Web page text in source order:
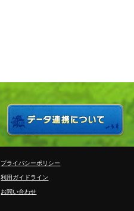
プライバシーポリシー
利用ガイドライン
お問い合わせ